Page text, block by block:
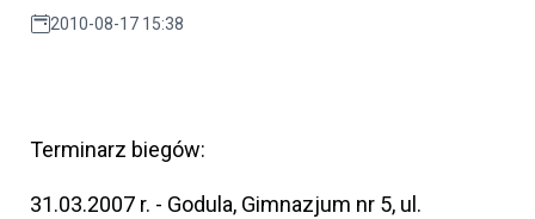
2010-08-17 15:38
Terminarz biegów:
31.03.2007 r. - Godula, Gimnazjum nr 5, ul.